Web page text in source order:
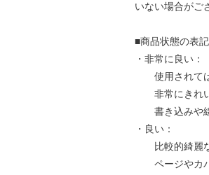
いない場合がご
■商品状態の表
・非常に良い：
使用されては
非常にきれい
書き込みや線
・良い：
比較的綺麗な
ページやカバ